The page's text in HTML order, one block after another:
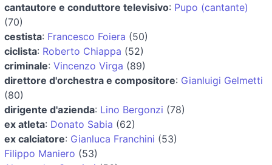
cantautore e conduttore televisivo: Pupo (cantante)
(70)
cestista: Francesco Foiera (50)
ciclista: Roberto Chiappa (52)
criminale: Vincenzo Virga (89)
direttore d'orchestra e compositore: Gianluigi Gelmetti
(80)
dirigente d'azienda: Lino Bergonzi (78)
ex atleta: Donato Sabia (62)
ex calciatore: Gianluca Franchini (53)
Filippo Maniero (53)